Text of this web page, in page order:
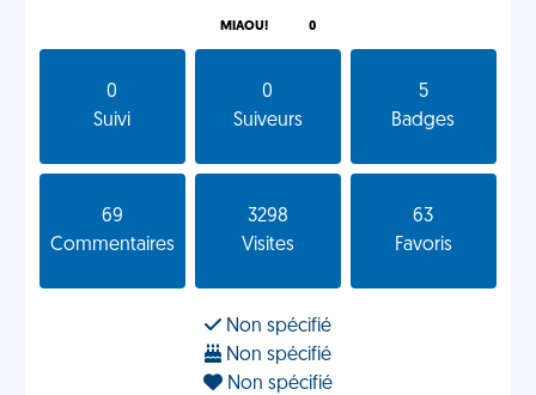
MIAOU! 0
0
Suivi
0
Suiveurs
5
Badges
69
Commentaires
3298
Visites
63
Favoris
Non spécifié
Non spécifié
Non spécifié